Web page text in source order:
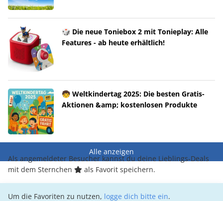
🎲 Die neue Toniebox 2 mit Tonieplay: Alle
Features - ab heute erhältlich!
🧒 Weltkindertag 2025: Die besten Gratis-
Aktionen &amp; kostenlosen Produkte
Alle anzeigen
Als angemeldeter Besucher kannst du deine Lieblings-Deals
mit dem Sternchen
als Favorit speichern.
Um die Favoriten zu nutzen, logge dich bitte ein.